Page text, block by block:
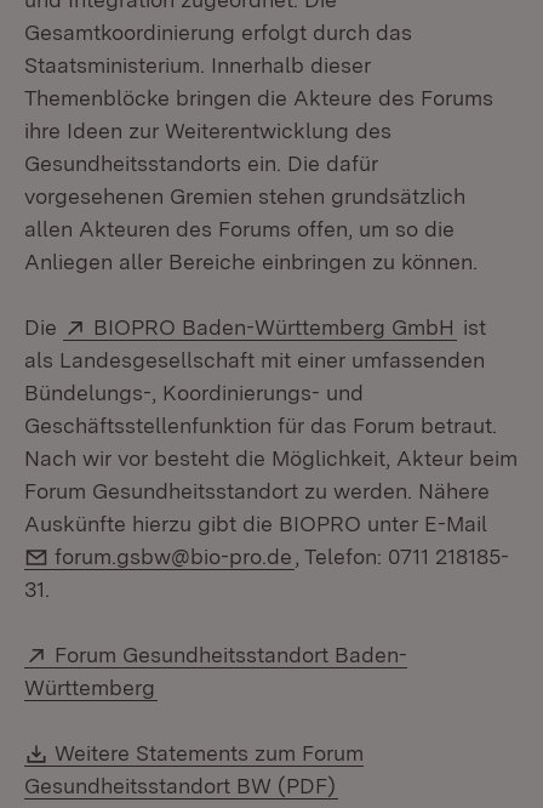
Gesamtkoordinierung erfolgt durch das
Staatsministerium. Innerhalb dieser
Themenblöcke bringen die Akteure des Forums
ihre Ideen zur Weiterentwicklung des
Gesundheitsstandorts ein. Die dafür
vorgesehenen Gremien stehen grundsätzlich
allen Akteuren des Forums offen, um so die
Anliegen aller Bereiche einbringen zu können.
Die Extern:
BIOPRO Baden-Württemberg GmbH (Öffnet
ist
als Landesgesellschaft mit einer umfassenden
Bündelungs-, Koordinierungs- und
Geschäftsstellenfunktion für das Forum betraut.
Nach wir vor besteht die Möglichkeit, Akteur beim
Forum Gesundheitsstandort zu werden. Nähere
Auskünfte hierzu gibt die BIOPRO unter E-Mail
E-Mail:
forum.gsbw@bio-pro.de , Telefon: 0711 218185-
31.
Extern:
Forum Gesundheitsstandort Baden-
Württemberg
Download:
Weitere Statements zum Forum
Gesundheitsstandort BW (PDF)